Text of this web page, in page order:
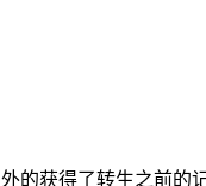
的获得了转生之前